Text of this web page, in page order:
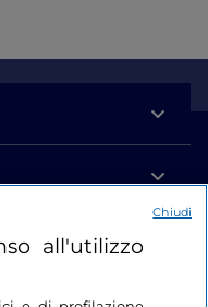
all'utilizzo
Chiudi